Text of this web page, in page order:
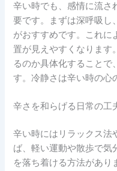
辛い時でも、感情に流さ
要です。まずは深呼吸し
がおすすめです。これに
置が見えやすくなります
るのか具体化することで
す。冷静さは辛い時の心
辛さを和らげる日常の工
辛い時にはリラックス法
ば、軽い運動や散歩で気
を落ち着ける方法があり